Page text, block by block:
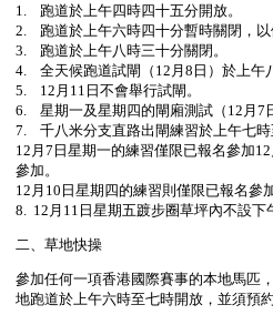
1. 跑道於上午四時四十五分開放。
2. 跑道於上午六時四十分暫時關閉，以
3. 跑道於上午八時三十分關閉。
4. 全天候跑道試閘（12月8日）於上午
5. 12月11日不會舉行試閘。
6. 星期一及星期四的閘廂測試（12月7
7. 千八米分支直路出閘練習於上午七時
12月7日星期一的練習僅限已報名參加
參加。
12月10日星期四的練習則僅限已報名參
8. 12月11日星期五踱步圈草坪內不設下
二、草地快操
參加任何一項香港國際賽事的本地馬匹
地跑道於上午六時至七時開放，並須預約